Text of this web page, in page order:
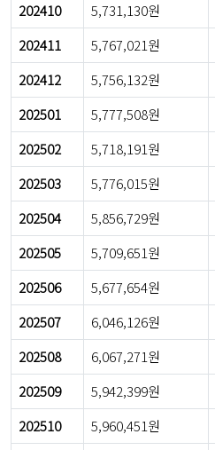
202410
5,731,130원
202411
5,767,021원
202412
5,756,132원
202501
5,777,508원
202502
5,718,191원
202503
5,776,015원
202504
5,856,729원
202505
5,709,651원
202506
5,677,654원
202507
6,046,126원
202508
6,067,271원
202509
5,942,399원
202510
5,960,451원